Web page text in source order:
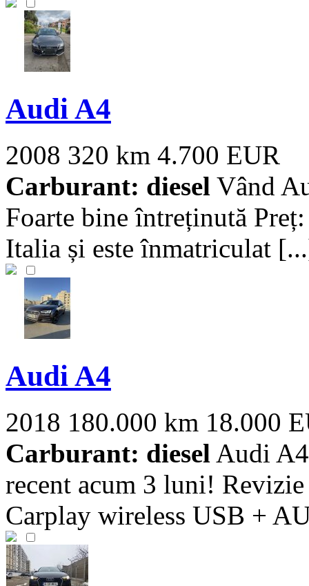
Audi A4
2008 320 km 4.700 EUR
Carburant: diesel Vând
Foarte bine întreținută
Italia și este înmatriculat
Audi A4
2018 180.000 km 18.000
Carburant: diesel Audi
recent acum 3 luni! Revizie
Carplay wireless USB +